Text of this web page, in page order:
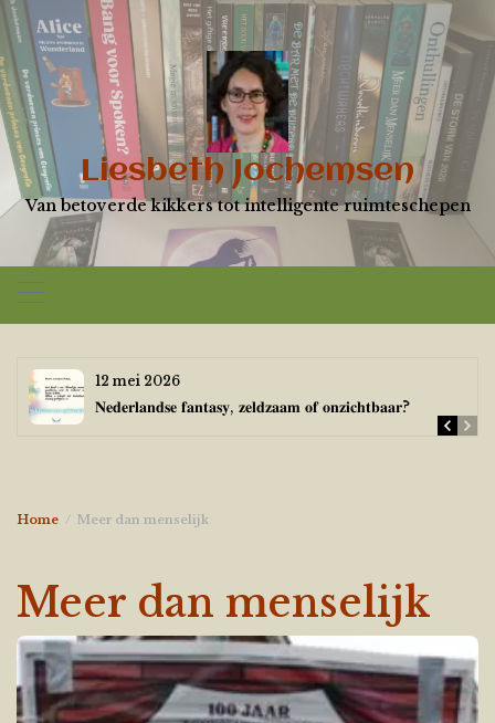
Skip
to
content
Liesbeth Jochemsen
Van betoverde kikkers tot intelligente ruimteschepen
12 mei 2026
𝐍𝐞𝐝𝐞𝐫𝐥𝐚𝐧𝐝𝐬𝐞 𝐟𝐚𝐧𝐭𝐚𝐬𝐲, 𝐳𝐞𝐥𝐝𝐳𝐚𝐚𝐦 𝐨𝐟 𝐨𝐧𝐳𝐢𝐜𝐡𝐭𝐛𝐚𝐚𝐫?
Home Meer dan menselijk
Meer dan menselijk